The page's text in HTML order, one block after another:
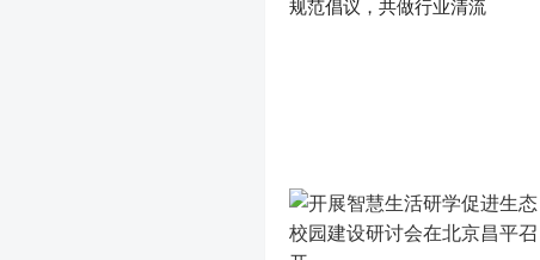
规范倡议，共做行业清流